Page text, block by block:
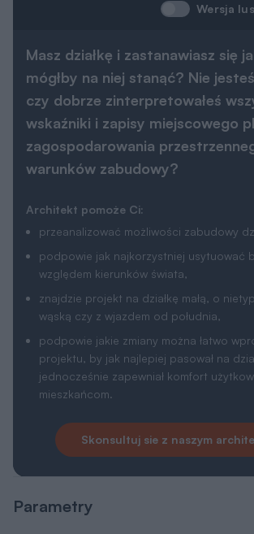
Wersja
Masz działkę i zastanawiasz się
mógłby na niej stanąć? Nie
czy dobrze zinterpretowałeś
wskaźniki i zapisy miejscowego
zagospodarowania
warunków zabudowy?
Architekt pomoże Ci:
przeanalizować możliwości zabudowy
podpowie jak najkorzystniej usytuować
względem kierunków świata,
znajdzie projekt na działkę małą, o
wąską czy z wjazdem od południa,
podpowie jakie zmiany można łatwo
projektu, by jak najlepiej pasował na
jednocześnie zapewniał komfort
mieszkańcom.
Skonsultuj sie z naszym
Parametry